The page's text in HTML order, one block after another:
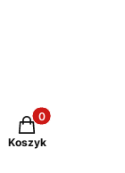
Produkty w
Koszyk